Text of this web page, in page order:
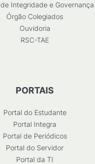
Integridade e Governança
Órgão Colegiados
Ouvidoria
RSC-TAE
PORTAIS
Portal do Estudante
Portal Integra
Portal de Periódicos
Portal do Servidor
Portal da TI